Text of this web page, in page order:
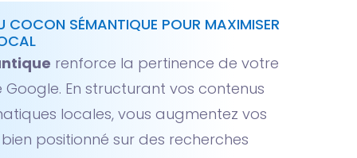
COCON SÉMANTIQUE POUR MAXIMISER
renforce la pertinence de votre
Google. En structurant vos contenus
locales, vous augmentez vos
positionné sur des recherches